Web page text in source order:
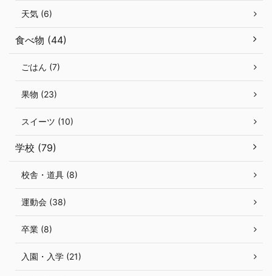
天気 (6)
食べ物 (44)
ごはん (7)
果物 (23)
スイーツ (10)
学校 (79)
校舎・道具 (8)
運動会 (38)
卒業 (8)
入園・入学 (21)